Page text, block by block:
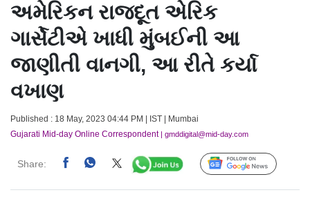
અમેરિકન રાજદૂત એરિક
ગાર્સેટીએ ખાધી મુંબઈની આ
જાણીતી વાનગી, આ રીતે કર્યા
વખાણ
Published : 18 May, 2023 04:44 PM | IST | Mumbai
Gujarati Mid-day Online Correspondent| gmddigital@mid-day.com
Share: Follow Us